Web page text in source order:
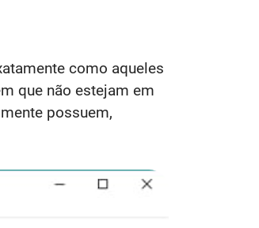
como aqueles
que não estejam em
possuem,